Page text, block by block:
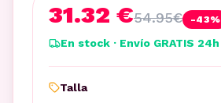
31.32 €54.95€ -43%
En stock · Envío GRATIS 24h
Talla